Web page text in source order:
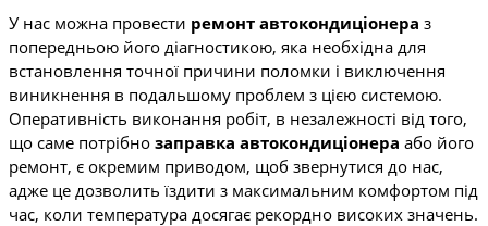
У нас можна провести ремонт автокондиціонера з
попередньою його діагностикою, яка необхідна для
встановлення точної причини поломки і виключення
виникнення в подальшому проблем з цією системою.
Оперативність виконання робіт, в незалежності від того,
що саме потрібно заправка автокондиціонера або його
ремонт, є окремим приводом, щоб звернутися до нас,
адже це дозволить їздити з максимальним комфортом під
час, коли температура досягає рекордно високих значень.